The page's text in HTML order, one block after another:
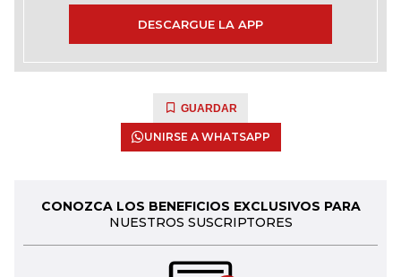
DESCARGUE LA APP
GUARDAR
UNIRSE A WHATSAPP
CONOZCA LOS BENEFICIOS EXCLUSIVOS PARA
NUESTROS SUSCRIPTORES